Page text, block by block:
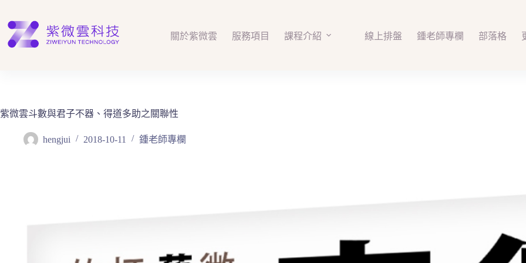
至
要
關於紫微雲 服務項目 課程介紹 線上排盤 鍾老師專欄 部落格
紫微雲斗數與君子不器、得道多助之關聯性
hengjui 2018-10-11 鍾老師專欄